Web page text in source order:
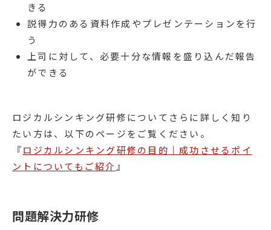
きる
説得力のある資料作成やプレゼンテーションを行
う
上司に対して、必要十分な情報を盛り込んだ報告
ができる
ロジカルシンキング研修についてさらに詳しく知り
たい方は、以下のページをご覧ください。
『ロジカルシンキング研修の目的｜成功させるポイ
ントについてもご紹介 』
問題解決力研修